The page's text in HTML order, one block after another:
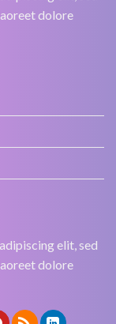
dolore
elit, sed
dolore